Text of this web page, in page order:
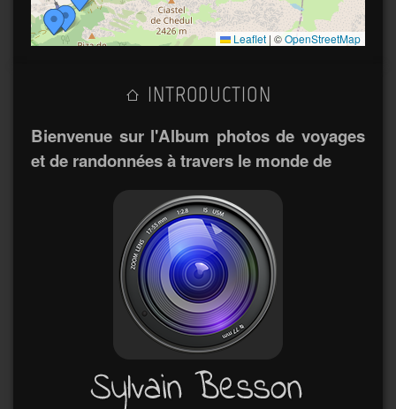
Leaflet | ©OpenStreetMap
INTRODUCTION
Bienvenue sur l'Album photos de voyages
et de randonnées à travers le monde de